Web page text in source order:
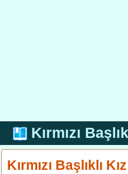
Kırmızı
Kırmızı Başlıklı